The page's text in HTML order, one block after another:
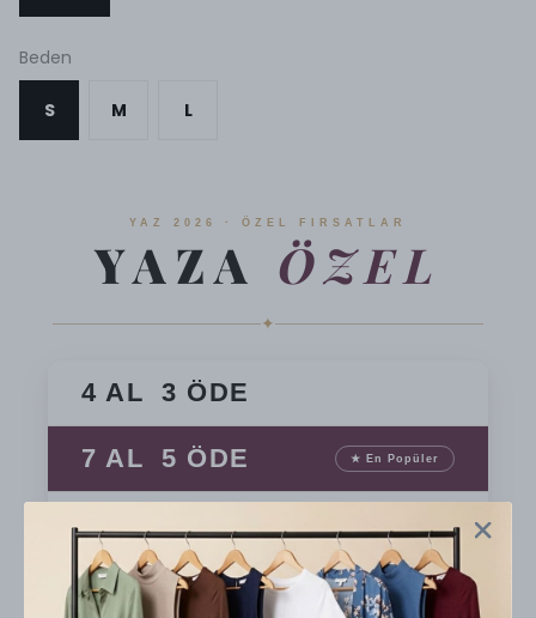
Beden
S M L
YAZ 2026 · ÖZEL FIRSATLAR
YAZA ÖZEL
✦
4 AL 3 ÖDE
7 AL 5 ÖDE ★ En Popüler
10 AL 7 ÖDE
TÜM SİPARİŞLERDE ÜCRETSİZ KARGO